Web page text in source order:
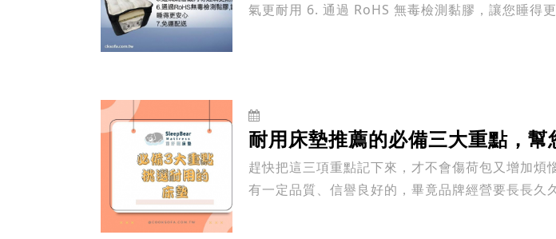
氣更耐用 6. 通過 RoHS 無毒檢測黏膠，讓您睡得
耐用床墊推薦的必備三大重點，
趕快把這三項重點記下來，才不會傷荷包又增加煩惱。 1.挑選耐用床墊的第一個重點是能確保您買的
有一定品質、信譽良好的，畢竟品牌經營要長長